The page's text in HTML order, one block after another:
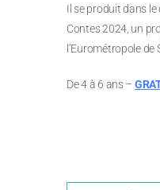
Il se produit dans
Contes 2024, un
l’Eurométropole de
De 4 à 6 ans –